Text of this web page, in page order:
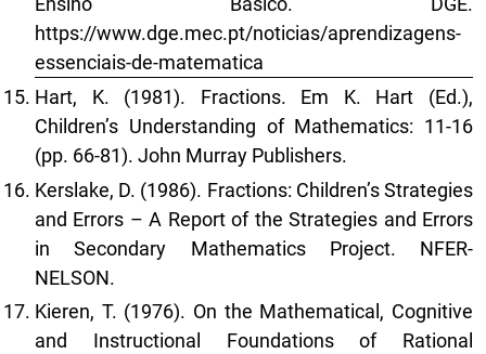
https://www.dge.mec.pt/noticias/aprendizagens-
essenciais-de-matematica
Hart, K. (1981). Fractions. Em K. Hart (Ed.),
Children’s Understanding of Mathematics: 11-16
(pp. 66-81). John Murray Publishers.
Kerslake, D. (1986). Fractions: Children’s Strategies
and Errors – A Report of the Strategies and Errors
in Secondary Mathematics Project. NFER-
NELSON.
Kieren, T. (1976). On the Mathematical, Cognitive
and Instructional Foundations of Rational